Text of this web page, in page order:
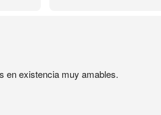
no pude asistir un día y me
en existencia muy amables.